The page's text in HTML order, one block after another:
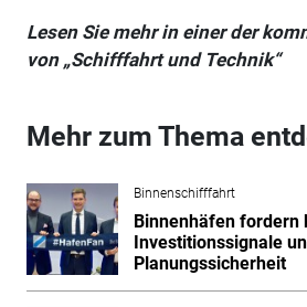
Lesen Sie mehr in einer der
von „Schifffahrt und Technik“
Mehr zum Thema
Binnenschifffahrt
Binnenhäfen fordern
Investitionssignale
Planungssicherheit